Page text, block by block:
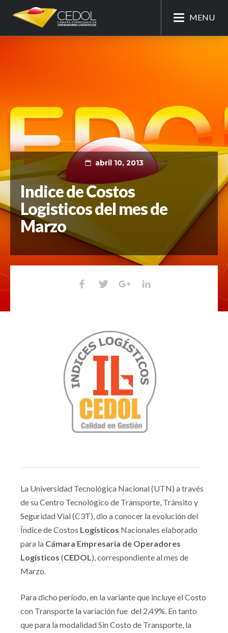
MENU
abril 10, 2013
Indice de Costos
Logisticos del mes de
Marzo
La Universidad Tecnológica Nacional (UTN) a través
de su Centro Tecnológico de Transporte, Tránsito y
Seguridad Vial (C3T), dio a conocer la evolución del
Índice de Costos Logísticos Nacionales elaborado
para la Cámara Empresaria de Operadores
Logísticos (CEDOL), correspondiente al mes de
Marzo.
Para dicho período, en la variante que incluye el Costo
con Transporte la variación fue del 2,49%. En tanto
que para la modalidad Sin Costo de Transporte, la